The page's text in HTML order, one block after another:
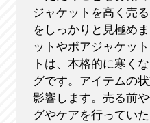
ジャケットを高く売
をしっかりと見極め
ットやボアジャケッ
トは、本格的に寒く
グです。アイテムの
影響します。売る前
グやケアを行ってい